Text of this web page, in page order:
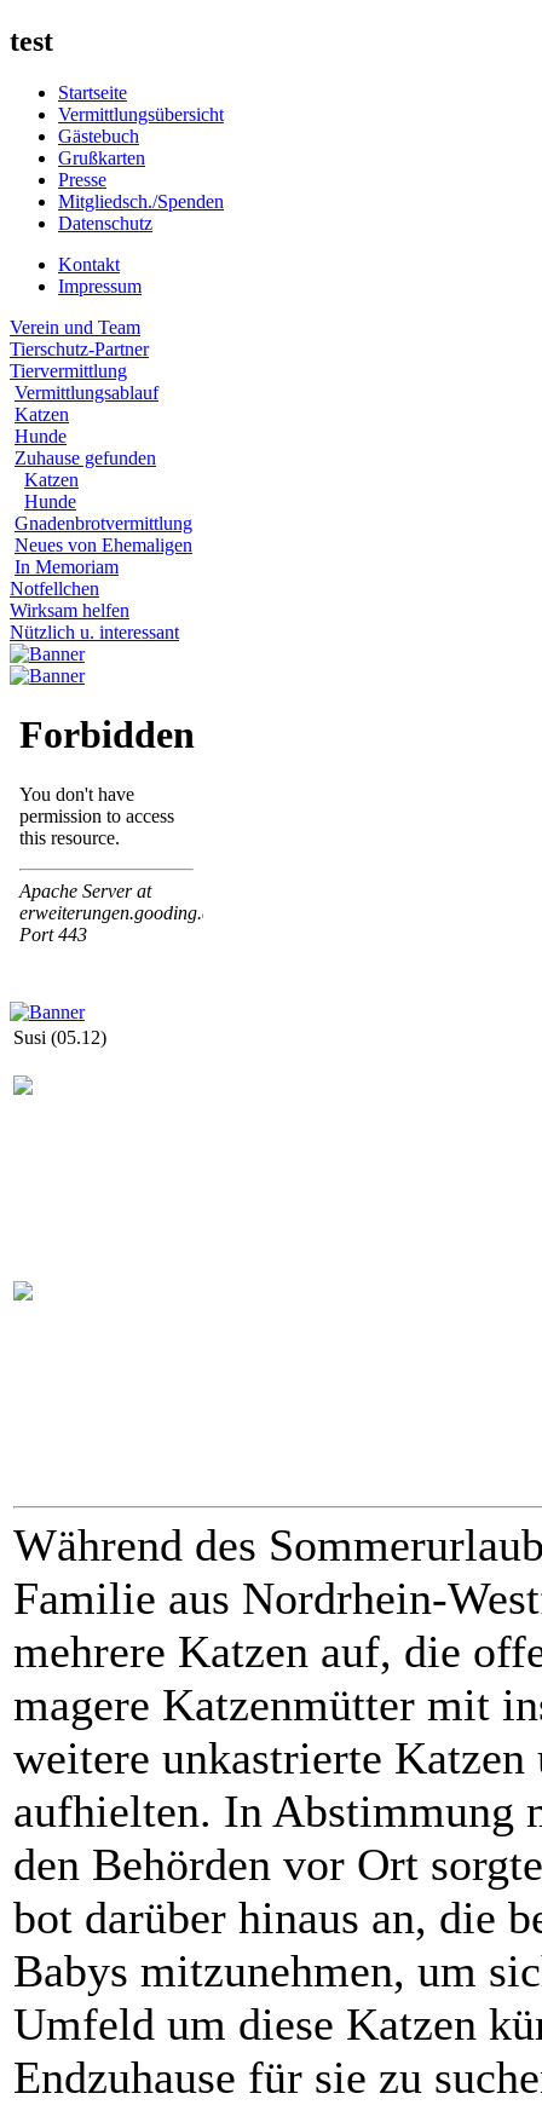
test
Startseite
Vermittlungsübersicht
Gästebuch
Grußkarten
Presse
Mitgliedsch./Spenden
Datenschutz
Kontakt
Impressum
Verein und Team
Tierschutz-Partner
Tiervermittlung
Vermittlungsablauf
Katzen
Hunde
Zuhause gefunden
Katzen
Hunde
Gnadenbrotvermittlung
Neues von Ehemaligen
In Memoriam
Notfellchen
Wirksam helfen
Nützlich u. interessant
Susi (05.12)
Während des
Familie aus Nordrhein-
mehrere Katzen auf, die
magere Katzenmütter mit
weitere unkastrierte
aufhielten. In Abstimmung
den Behörden vor Ort
bot darüber hinaus an, die
Babys mitzunehmen, um
Umfeld um diese Katzen
Endzuhause für sie zu